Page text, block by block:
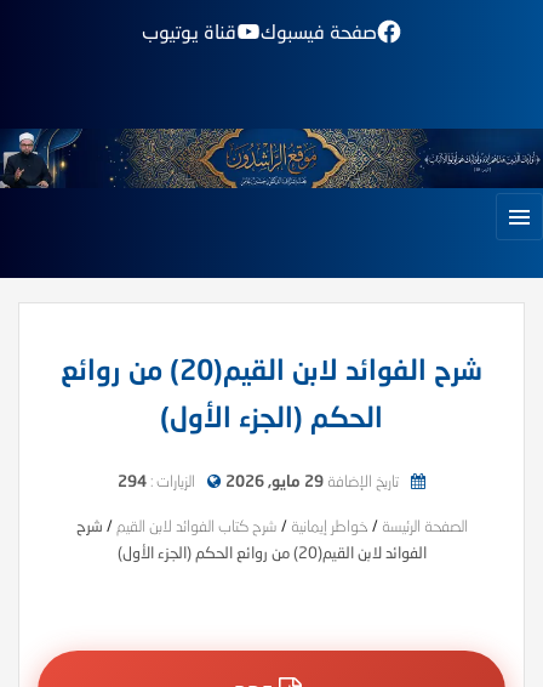
صفحة فيسبوك قناة يوتيوب
شرح الفوائد لابن القيم(20) من روائع
الحكم (الجزء الأول)
تاريخ الإضافة 29 مايو, 2026 الزيارات : 294
الصفحة الرئيسة / خواطر إيمانية / شرح كتاب الفوائد لابن القيم / شرح
الفوائد لابن القيم(20) من روائع الحكم (الجزء الأول)